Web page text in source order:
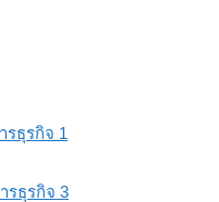
รธุรกิจ 1
รธุรกิจ 3